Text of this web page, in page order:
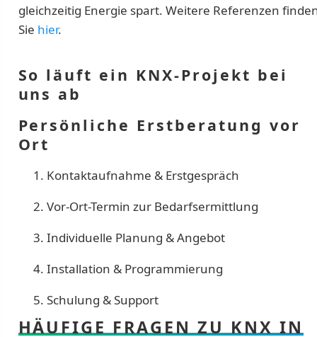
gleichzeitig Energie spart. Weitere Referenzen
Sie hier.
So läuft ein KNX-Projekt bei
uns ab
Persönliche Erstberatung vor
Ort
Kontaktaufnahme & Erstgespräch
Vor-Ort-Termin zur Bedarfsermittlung
Individuelle Planung & Angebot
Installation & Programmierung
Schulung & Support
HÄUFIGE FRAGEN ZU KNX IN